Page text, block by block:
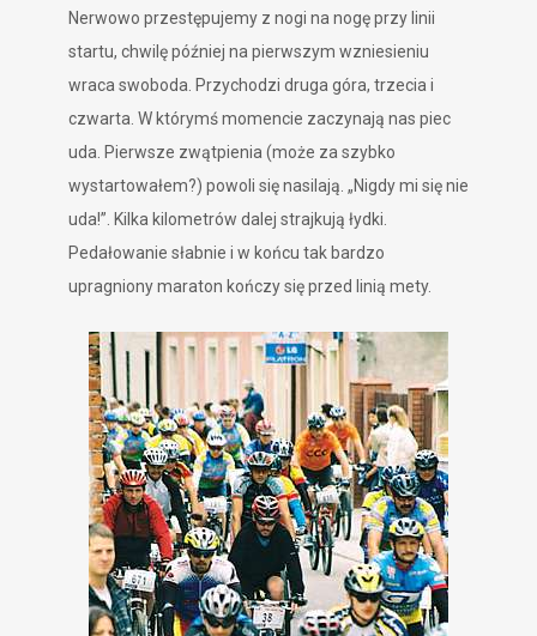
Nerwowo przestępujemy z nogi na nogę przy linii
startu, chwilę później na pierwszym wzniesieniu
wraca swoboda. Przychodzi druga góra, trzecia i
czwarta. W którymś momencie zaczynają nas piec
uda. Pierwsze zwątpienia (może za szybko
wystartowałem?) powoli się nasilają. „Nigdy mi się nie
uda!”. Kilka kilometrów dalej strajkują łydki.
Pedałowanie słabnie i w końcu tak bardzo
upragniony maraton kończy się przed linią mety.